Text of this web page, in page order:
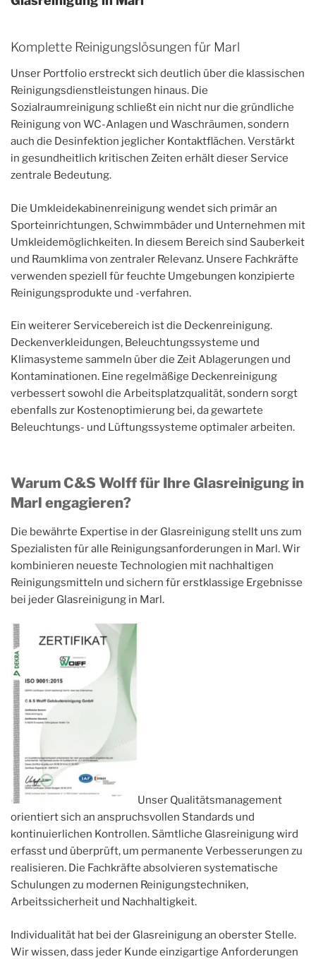
Komplette Reinigungslösungen für Marl
Unser Portfolio erstreckt sich deutlich über die klassischen
Reinigungsdienstleistungen hinaus. Die
Sozialraumreinigung schließt ein nicht nur die gründliche
Reinigung von WC-Anlagen und Waschräumen, sondern
auch die Desinfektion jeglicher Kontaktflächen. Verstärkt
in gesundheitlich kritischen Zeiten erhält dieser Service
zentrale Bedeutung.
Die Umkleidekabinenreinigung wendet sich primär an
Sporteinrichtungen, Schwimmbäder und Unternehmen mit
Umkleidemöglichkeiten. In diesem Bereich sind Sauberkeit
und Raumklima von zentraler Relevanz. Unsere Fachkräfte
verwenden speziell für feuchte Umgebungen konzipierte
Reinigungsprodukte und -verfahren.
Ein weiterer Servicebereich ist die Deckenreinigung.
Deckenverkleidungen, Beleuchtungssysteme und
Klimasysteme sammeln über die Zeit Ablagerungen und
Kontaminationen. Eine regelmäßige Deckenreinigung
verbessert sowohl die Arbeitsplatzqualität, sondern sorgt
ebenfalls zur Kostenoptimierung bei, da gewartete
Beleuchtungs- und Lüftungssysteme optimaler arbeiten.
Warum C&S Wolff für Ihre Glasreinigung in
Marl engagieren?
Die bewährte Expertise in der Glasreinigung stellt uns zum
Spezialisten für alle Reinigungsanforderungen in Marl. Wir
kombinieren neueste Technologien mit nachhaltigen
Reinigungsmitteln und sichern für erstklassige Ergebnisse
bei jeder Glasreinigung in Marl.
Unser Qualitätsmanagement
orientiert sich an anspruchsvollen Standards und
kontinuierlichen Kontrollen. Sämtliche Glasreinigung wird
erfasst und überprüft, um permanente Verbesserungen zu
realisieren. Die Fachkräfte absolvieren systematische
Schulungen zu modernen Reinigungstechniken,
Arbeitssicherheit und Nachhaltigkeit.
Individualität hat bei der Glasreinigung an oberster Stelle.
Wir wissen, dass jeder Kunde einzigartige Anforderungen